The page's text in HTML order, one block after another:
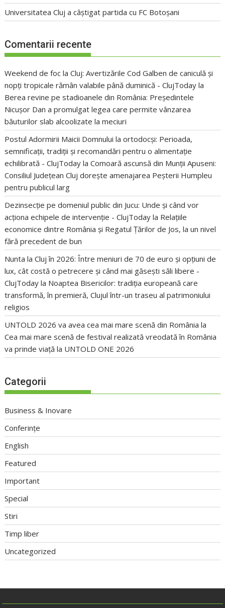
Universitatea Cluj a câștigat partida cu FC Botoșani
Comentarii recente
Weekend de foc la Cluj: Avertizările Cod Galben de caniculă și
nopți tropicale rămân valabile până duminică - ClujToday la
Berea revine pe stadioanele din România: Președintele
Nicușor Dan a promulgat legea care permite vânzarea
băuturilor slab alcoolizate la meciuri
Postul Adormirii Maicii Domnului la ortodocși: Perioada,
semnificații, tradiții și recomandări pentru o alimentație
echilibrată - ClujToday laComoară ascunsă din Munții Apuseni:
Consiliul Județean Cluj dorește amenajarea Peșterii Humpleu
pentru publicul larg
Dezinsecție pe domeniul public din Jucu: Unde și când vor
acționa echipele de intervenție - ClujToday la Relațiile
economice dintre România și Regatul Țărilor de Jos, la un nivel
fără precedent de bun
Nunta la Cluj în 2026: Între meniuri de 70 de euro și opțiuni de
lux, cât costă o petrecere și când mai găsești săli libere -
ClujToday la Noaptea Bisericilor: tradiția europeană care
transformă, în premieră, Clujul într-un traseu al patrimoniului
religios
UNTOLD 2026 va avea cea mai mare scenă din România la
Cea mai mare scenă de festival realizată vreodată în România
va prinde viață la UNTOLD ONE 2026
Categorii
Business & Inovare
Conferințe
English
Featured
Important
Special
Stiri
Timp liber
Uncategorized